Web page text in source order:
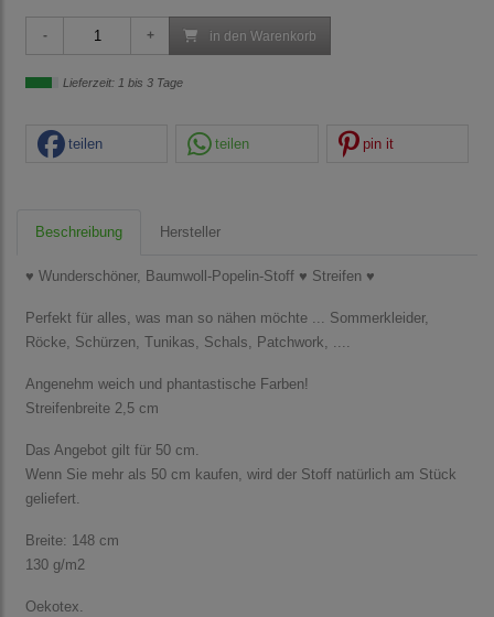
in den Warenkorb
Lieferzeit: 1 bis 3 Tage
teilen teilen pin it
Beschreibung Hersteller
♥ Wunderschöner, Baumwoll-Popelin-Stoff ♥ Streifen ♥
Perfekt für alles, was man so nähen möchte ... Sommerkleider,
Röcke, Schürzen, Tunikas, Schals, Patchwork, ....
Angenehm weich und phantastische Farben!
Streifenbreite 2,5 cm
Das Angebot gilt für 50 cm.
Wenn Sie mehr als 50 cm kaufen, wird der Stoff natürlich am Stück
geliefert.
Breite: 148 cm
130 g/m2
Oekotex.